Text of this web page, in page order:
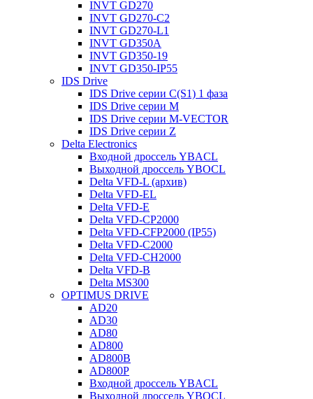
INVT GD270
INVT GD270-C2
INVT GD270-L1
INVT GD350A
INVT GD350-19
INVT GD350-IP55
IDS Drive
IDS Drive серии C(S1) 1 фаза
IDS Drive серии M
IDS Drive серии M-VECTOR
IDS Drive серии Z
Delta Electronics
Входной дроссель YBACL
Выходной дроссель YBOCL
Delta VFD-L (архив)
Delta VFD-EL
Delta VFD-E
Delta VFD-CP2000
Delta VFD-CFP2000 (IP55)
Delta VFD-C2000
Delta VFD-CH2000
Delta VFD-B
Delta MS300
OPTIMUS DRIVE
AD20
AD30
AD80
AD800
AD800B
AD800P
Входной дроссель YBACL
Выходной дроссель YBOCL